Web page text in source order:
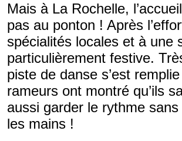
Mais à La Rochelle,
pas au ponton ! Après
spécialités locales et à une
particulièrement festive.
piste de danse s’est
rameurs ont montré qu’ils
aussi garder le rythme
les mains !